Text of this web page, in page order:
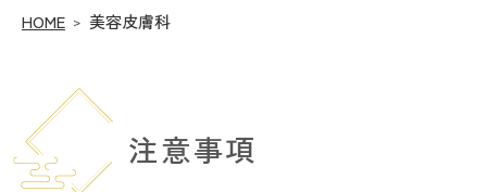
HOME 美容皮膚科
注意事項